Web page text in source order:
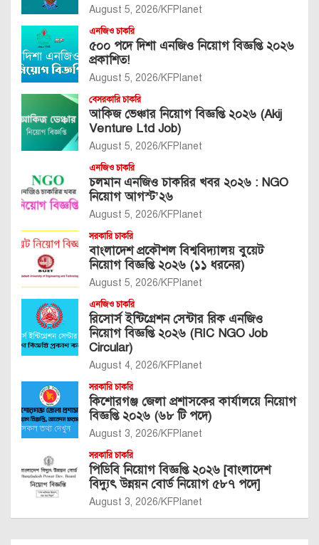
August 5, 2026 KFPlanet
এনজিও চাকরি
৫০০ পদে দিশা এনজিও নিয়োগ বিজ্ঞপ্তি ২০২৬
প্রকাশিত!
August 5, 2026 KFPlanet
বেসরকারি চাকরি
আকিজ ভেঞ্চার নিয়োগ বিজ্ঞপ্তি ২০২৬ (Akij
Venture Ltd Job)
August 5, 2026 KFPlanet
এনজিও চাকরি
চলমান এনজিও চাকরির খবর ২০২৬ : NGO
নিয়োগ আগস্ট’২৬
August 5, 2026 KFPlanet
সরকারি চাকরি
বাংলাদেশ প্রকৌশল বিশ্ববিদ্যালয় বুয়েট
নিয়োগ বিজ্ঞপ্তি ২০২৬ (১১ ধরনের)
August 5, 2026 KFPlanet
এনজিও চাকরি
রিসোর্স ইন্টিগ্রেশন সেন্টার রিক এনজিও
নিয়োগ বিজ্ঞপ্তি ২০২৬ (RIC NGO Job
Circular)
August 4, 2026 KFPlanet
সরকারি চাকরি
কিশোরগঞ্জ জেলা প্রশাসকের কার্যালয়ে নিয়োগ
বিজ্ঞপ্তি ২০২৬ (৬৮ টি পদে)
August 3, 2026 KFPlanet
সরকারি চাকরি
পিডিবি নিয়োগ বিজ্ঞপ্তি ২০২৬ [বাংলাদেশ
বিদ্যুৎ উন্নয়ন বোর্ড নিয়োগ ৫৮৭ পদে]
August 3, 2026 KFPlanet